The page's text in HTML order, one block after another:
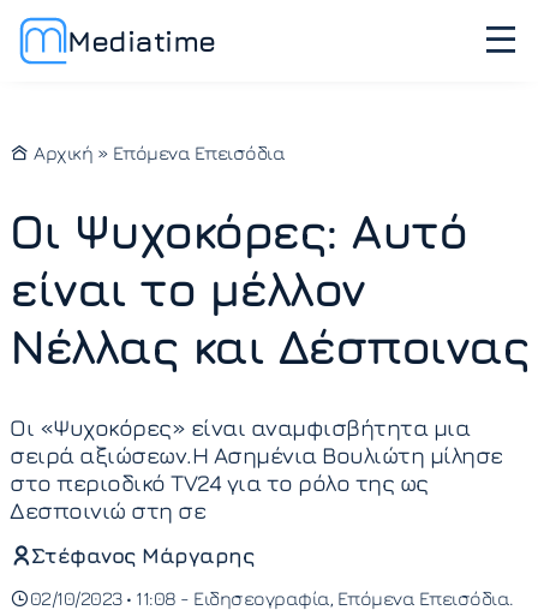
Mediatime
Αρχική » Επόμενα Επεισόδια
Οι Ψυχοκόρες: Αυτό
είναι το μέλλον
Νέλλας και Δέσποινας
Οι «Ψυχοκόρες» είναι αναμφισβήτητα μια
σειρά αξιώσεων.Η Ασημένια Βουλιώτη μίλησε
στο περιοδικό TV24 για το ρόλο της ως
Δεσποινιώ στη σε
Στέφανος Μάργαρης
02/10/2023 • 11:08 - Ειδησεογραφία Επόμενα Επεισόδια